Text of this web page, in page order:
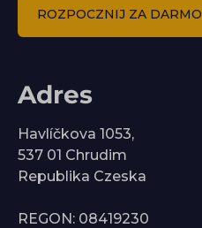
ROZPOCZNIJ ZA DARMO
Adres
Havlíčkova 1053,
537 01 Chrudim
Republika Czeska
REGON: 08419230